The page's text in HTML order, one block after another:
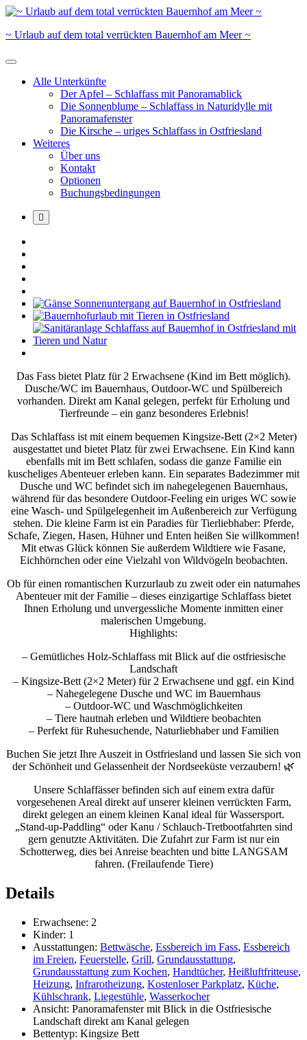
Skip
content
~ Urlaub auf dem total verrückten Bauernhof am Meer ~
Alle Unterkünfte
Der Apfel – Schlaffass mit Panoramablick
Die Sonnenblume – Schlaffass in Naturidylle mit
Panoramafenster
Die Kirsche – uriges Schlaffass in Ostfriesland
Weiteres
Über uns
Kontakt
Optionen
Buchungsbedingungen
More
Das Fass bietet Platz für 2 Erwachsene (Kind im Bett möglich).
Dusche/WC im Bauernhaus, Outdoor-WC und Spülbereich
vorhanden. Direkt am Kanal gelegen, perfekt für Erholung und
Tierfreunde – ein ganz besonderes Erlebnis!
Das Schlaffass ist mit einem bequemen Kingsize-Bett (2×2 Meter)
ausgestattet und bietet Platz für zwei Erwachsene. Ein Kind kann
ebenfalls mit im Bett schlafen, sodass die ganze Familie ein
kuscheliges Abenteuer erleben kann. Ein separates Badezimmer mit
Dusche und WC befindet sich im nahegelegenen Bauernhaus,
während für das besondere Outdoor-Feeling ein uriges WC sowie
eine Wasch- und Spülgelegenheit im Außenbereich zur Verfügung
stehen. Die kleine Farm ist ein Paradies für Tierliebhaber: Pferde,
Schafe, Ziegen, Hasen, Hühner und Enten heißen Sie willkommen!
Mit etwas Glück können Sie außerdem Wildtiere wie Fasane,
Eichhörnchen oder eine Vielzahl von Wildvögeln beobachten.
Ob für einen romantischen Kurzurlaub zu zweit oder ein naturnahes
Abenteuer mit der Familie – dieses einzigartige Schlaffass bietet
Ihnen Erholung und unvergessliche Momente inmitten einer
malerischen Umgebung.
Highlights:
– Gemütliches Holz-Schlaffass mit Blick auf die ostfriesische
Landschaft
– Kingsize-Bett (2×2 Meter) für 2 Erwachsene und ggf. ein Kind
– Nahegelegene Dusche und WC im Bauernhaus
– Outdoor-WC und Waschmöglichkeiten
– Tiere hautnah erleben und Wildtiere beobachten
– Perfekt für Ruhesuchende, Naturliebhaber und Familien
Buchen Sie jetzt Ihre Auszeit in Ostfriesland und lassen Sie sich von
der Schönheit und Gelassenheit der Nordseeküste verzaubern! 🌿
Unsere Schlaffässer befinden sich auf einem extra dafür
vorgesehenen Areal direkt auf unserer kleinen verrückten Farm,
direkt gelegen an einem kleinen Kanal ideal für Wassersport.
„Stand-up-Paddling“ oder Kanu / Schlauch-Tretbootfahrten sind
gern genutzte Aktivitäten. Die Zufahrt zur Farm ist nur ein
Schotterweg, dies bei Anreise beachten und bitte LANGSAM
fahren. (Freilaufende Tiere)
Details
Erwachsene: 2
Kinder: 1
Ausstattungen: Bettwäsche, Essbereich im Fass, Essbereich
im Freien, Feuerstelle, Grill, Grundausstattung,
Grundausstattung zum Kochen, Handtücher, Heißluftfritteuse,
Heizung, Infrarotheizung, Kostenloser Parkplatz, Küche,
Kühlschrank, Liegestühle, Wasserkocher
Ansicht: Panoramafenster mit Blick in die Ostfriesische
Landschaft direkt am Kanal gelegen
Bettentyp: Kingsize Bett